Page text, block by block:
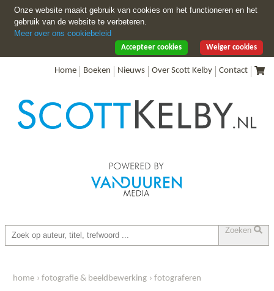
Home Boeken Nieuws Over Scott Kelby Contact
Zoeken
home fotografie & beeldbewerking fotograferen
Onze website maakt gebruik van cookies om het functioneren en het
gebruik van de website te verbeteren.
Meer over ons cookiebeleid
Weiger cookies
Accepteer cookies